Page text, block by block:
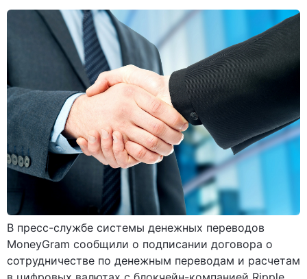
В пресс-службе системы денежных переводов
MoneyGram сообщили о подписании договора о
сотрудничестве по денежным переводам и расчетам